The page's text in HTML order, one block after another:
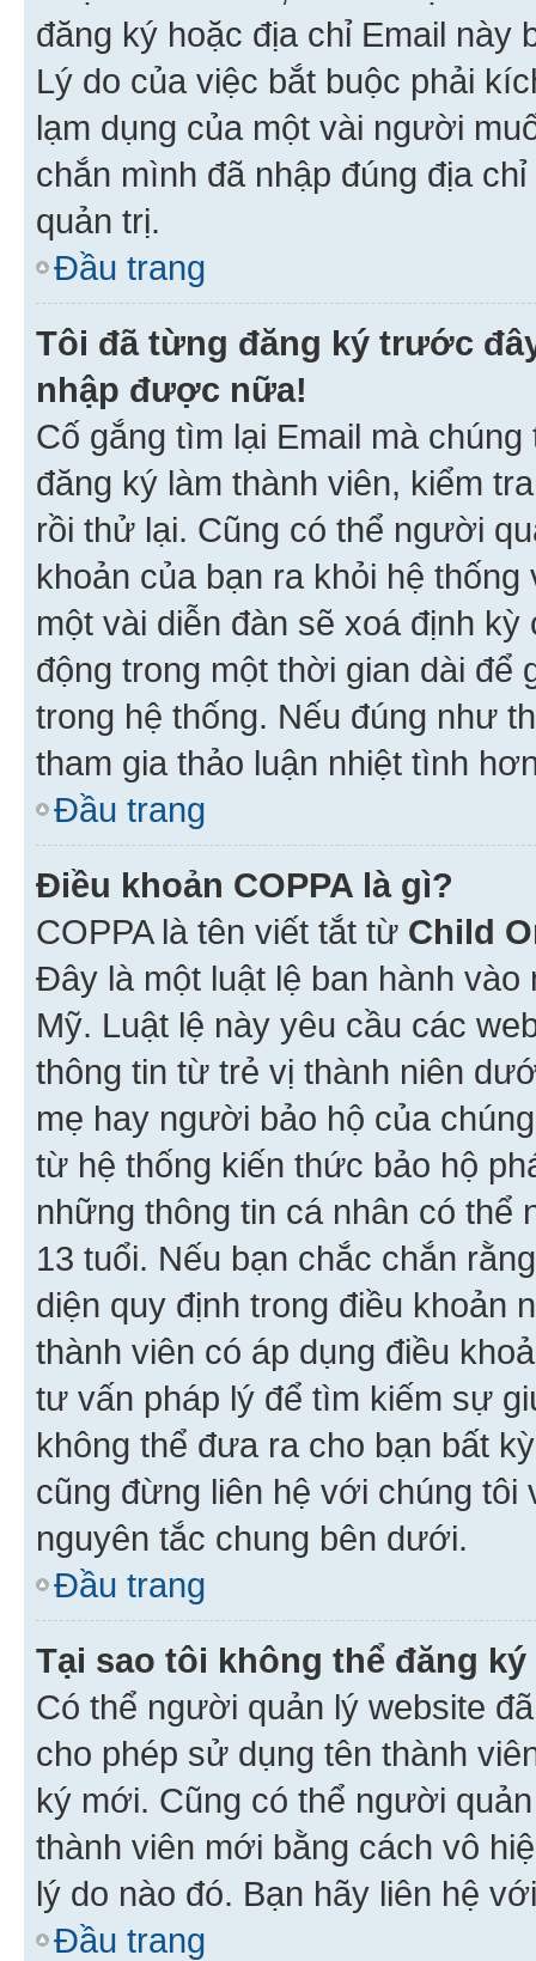
đăng ký hoặc địa chỉ Email này
Lý do của việc bắt buộc phải
lạm dụng của một vài người
chắn mình đã nhập đúng địa
quản trị.
Đầu trang
Tôi đã từng đăng ký trước
nhập được nữa!
Cố gắng tìm lại Email mà
đăng ký làm thành viên, kiểm
rồi thử lại. Cũng có thể người
khoản của bạn ra khỏi hệ
một vài diễn đàn sẽ xoá định
động trong một thời gian dài
trong hệ thống. Nếu đúng như
tham gia thảo luận nhiệt tình
Đầu trang
Điều khoản COPPA là gì?
COPPA là tên viết tắt từ Child
Đây là một luật lệ ban hành
Mỹ. Luật lệ này yêu cầu các
thông tin từ trẻ vị thành niên
mẹ hay người bảo hộ của
từ hệ thống kiến thức bảo hộ
những thông tin cá nhân có thể
13 tuổi. Nếu bạn chắc chắn
diện quy định trong điều khoản
thành viên có áp dụng điều
tư vấn pháp lý để tìm kiếm sự
không thể đưa ra cho bạn bất
cũng đừng liên hệ với chúng
nguyên tắc chung bên dưới.
Đầu trang
Tại sao tôi không thể đăng
Có thể người quản lý website
cho phép sử dụng tên thành
ký mới. Cũng có thể người
thành viên mới bằng cách vô
lý do nào đó. Bạn hãy liên hệ
Đầu trang